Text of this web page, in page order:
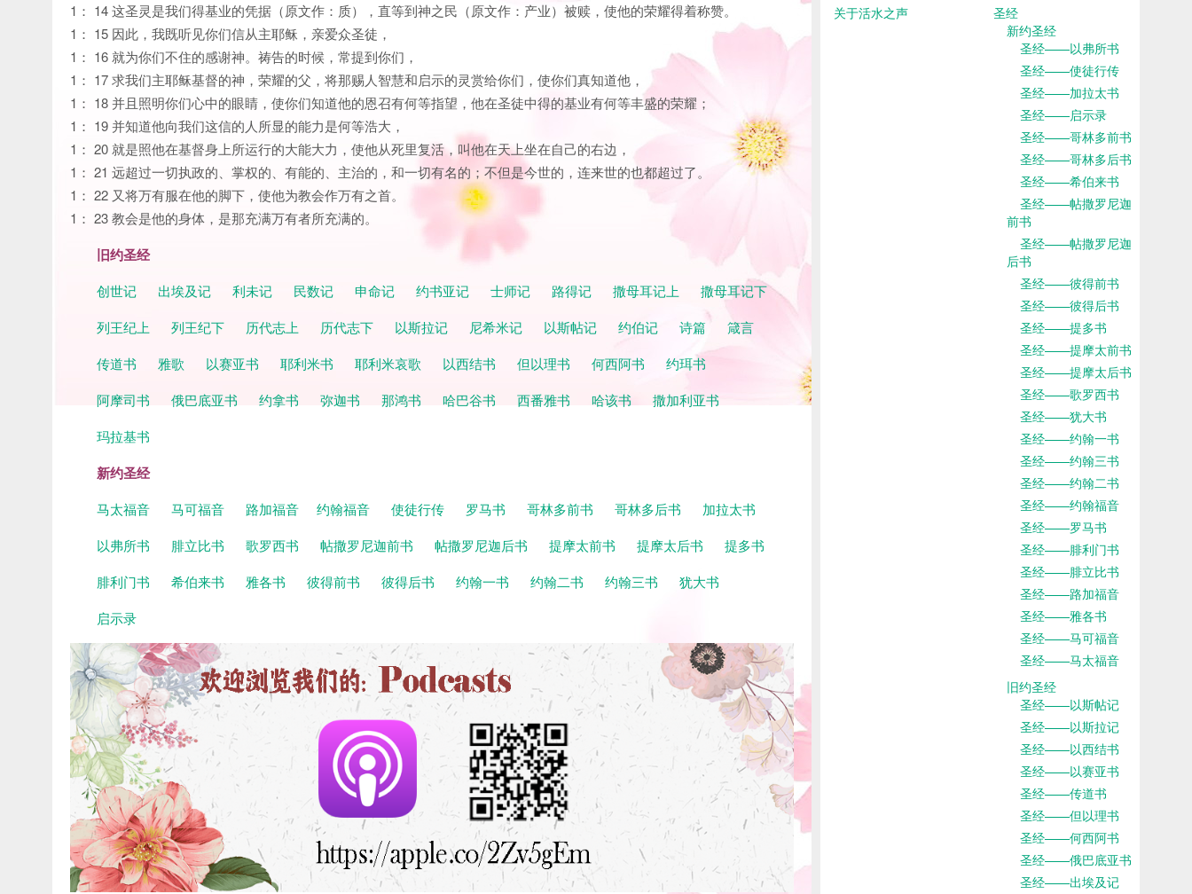
1： 14 这圣灵是我们得基业的凭据（原文作：质），直等到神之民（原文作：产业）被赎，使他的荣耀得着称赞。
1： 15 因此，我既听见你们信从主耶稣，亲爱众圣徒，
1： 16 就为你们不住的感谢神。祷告的时候，常提到你们，
1： 17 求我们主耶稣基督的神，荣耀的父，将那赐人智慧和启示的灵赏给你们，使你们真知道他，
1： 18 并且照明你们心中的眼睛，使你们知道他的恩召有何等指望，他在圣徒中得的基业有何等丰盛的荣耀；
1： 19 并知道他向我们这信的人所显的能力是何等浩大，
1： 20 就是照他在基督身上所运行的大能大力，使他从死里复活，叫他在天上坐在自己的右边，
1： 21 远超过一切执政的、掌权的、有能的、主治的，和一切有名的；不但是今世的，连来世的也都超过了。
1： 22 又将万有服在他的脚下，使他为教会作万有之首。
1： 23 教会是他的身体，是那充满万有者所充满的。
旧约圣经
创世记 出埃及记 利未记 民数记 申命记 约书亚记 士师记 路得记 撒母耳记上
撒母耳记下
列王纪上
列王纪下 历代志上 历代志下 以斯拉记 尼希米记 以斯帖记 约伯记 诗篇
箴言
传道书
雅歌 以赛亚书 耶利米书 耶利米哀歌 以西结书 但以理书 何西阿书
约珥书
阿摩司书
俄巴底亚书 约拿书 弥迦书 那鸿书 哈巴谷书 西番雅书 哈该书
撒加利亚书
玛拉基书
新约圣经
马太福音 马可福音 路加福音 约翰福音 使徒行传 罗马书 哥林多前书 哥林多后书
加拉太书
以弗所书
腓立比书 歌罗西书 帖撒罗尼迦前书 帖撒罗尼迦后书 提摩太前书 提摩太后书
提多书
腓利门书
希伯来书 雅各书 彼得前书 彼得后书 约翰一书 约翰二书 约翰三书
犹大书
启示录
关于活水之声
圣经
新约圣经
圣经——以弗所书
圣经——使徒行传
圣经——加拉太书
圣经——启示录
圣经——哥林多前书
圣经——哥林多后书
圣经——希伯来书
圣经——帖撒罗尼迦
前书
圣经——帖撒罗尼迦
后书
圣经——彼得前书
圣经——彼得后书
圣经——提多书
圣经——提摩太前书
圣经——提摩太后书
圣经——歌罗西书
圣经——犹大书
圣经——约翰一书
圣经——约翰三书
圣经——约翰二书
圣经——约翰福音
圣经——罗马书
圣经——腓利门书
圣经——腓立比书
圣经——路加福音
圣经——雅各书
圣经——马可福音
圣经——马太福音
旧约圣经
圣经——以斯帖记
圣经——以斯拉记
圣经——以西结书
圣经——以赛亚书
圣经——传道书
圣经——但以理书
圣经——何西阿书
圣经——俄巴底亚书
圣经——出埃及记